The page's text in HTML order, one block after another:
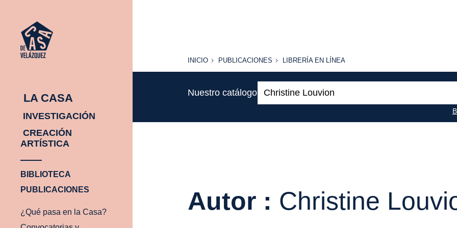
LA CASA
INVESTIGACIÓN
CREACIÓN
ARTÍSTICA
BIBLIOTECA
PUBLICACIONES
¿Qué pasa en la Casa?
INICIO
INICIO PUBLICACIONES
PUBLICACIONES
LIBRERÍA
LÍNEA
LIBRERÍA EN LÍNEA
Nuestro catálogo
Autor : Christine